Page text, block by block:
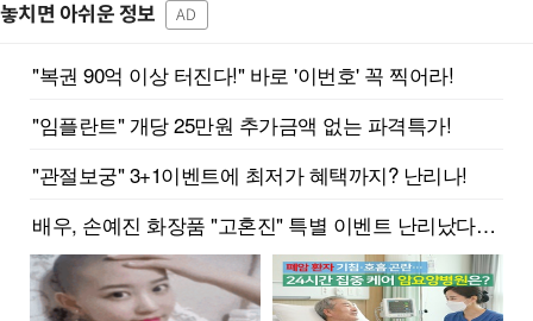
놓치면 아쉬운 정보 AD